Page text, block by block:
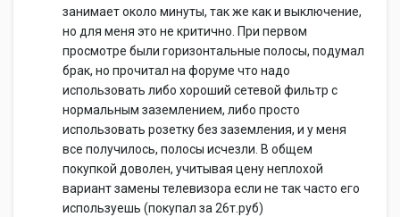
занимает около минуты, так же как и выключение,
но для меня это не критично. При первом
просмотре были горизонтальные полосы, подумал
брак, но прочитал на форуме что надо
использовать либо хороший сетевой фильтр с
нормальным заземлением, либо просто
использовать розетку без заземления, и у меня
все получилось, полосы исчезли. В общем
покупкой доволен, учитывая цену неплохой
вариант замены телевизора если не так часто его
используешь (покупал за 26т.руб)